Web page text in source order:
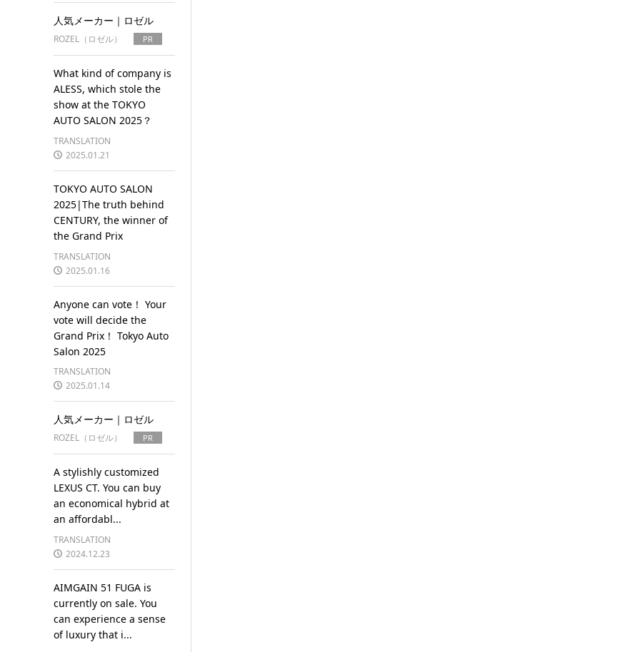
人気メーカー｜ロゼル
ROZEL（ロゼル） PR
What kind of company is
ALESS, which stole the
show at the TOKYO
AUTO SALON 2025？
TRANSLATION
2025.01.21
TOKYO AUTO SALON
2025|The truth behind
CENTURY, the winner of
the Grand Prix
TRANSLATION
2025.01.16
Anyone can vote！ Your
vote will decide the
Grand Prix！ Tokyo Auto
Salon 2025
TRANSLATION
2025.01.14
人気メーカー｜ロゼル
ROZEL（ロゼル） PR
A stylishly customized
LEXUS CT. You can buy
an economical hybrid at
an affordabl...
TRANSLATION
2024.12.23
AIMGAIN 51 FUGA is
currently on sale. You
can experience a sense
of luxury that i...